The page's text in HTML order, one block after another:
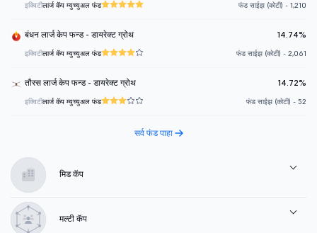
इक्विटीलार्ज कॅप म्युच्युअल फंड फंड साईझ (कोटी) - 1,210
बंधन लार्ज केप फन्ड - डायरेक्ट ग्रोथ 14.74%
इक्विटीलार्ज कॅप म्युच्युअल फंड फंड साईझ (कोटी) - 2,061
तौरस लार्ज केप फन्ड - डायरेक्ट ग्रोथ 14.72%
इक्विटीलार्ज कॅप म्युच्युअल फंड फंड साईझ (कोटी) - 52
सर्व फंड पाहा
मिड कॅप
मल्टी कॅप